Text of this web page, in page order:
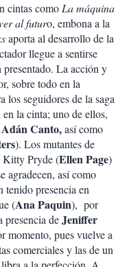
cintas como La máquina
al futuro, embona a la
aporta al desarrollo de la
llegue a sentirse
La acción y
sobre todo en la
los seguidores de la saga
la cinta; uno de ellos,
Adán Canto,así como
). Los mutantes de
Kitty Pryde (Ellen Page)
agradecen, así como
tenido presencia en
(Ana Paquin), por
deJeniffer
momento, pues vuelve a
comerciales y las de un